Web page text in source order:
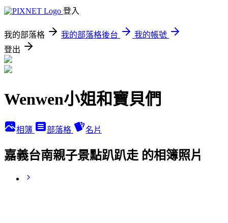
登入
我的部落格 我的部落格後台
我的帳號
登出
Wenwen小姐和寶貝們
相簿 部落格 名片
嘉義台南親子景點趴趴走 的相簿照片